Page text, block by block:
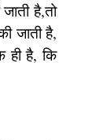
है,तो
जाती है,
ही है, कि